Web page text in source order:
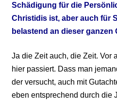
Schädigung für die
Christidis ist, aber auch für
belastend an dieser ganzen
Ja die Zeit auch, die Zeit. Vor
hier passiert. Dass man
der versucht, auch mit
eben entsprechend durch die